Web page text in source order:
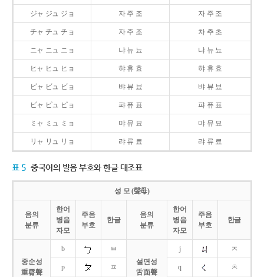
ジャ ジュ ジョ 자 주 조 자 주 조
チャ チュ チョ 자 주 조 차 추 초
ニャ ニュ ニョ 냐 뉴 뇨 냐 뉴 뇨
ヒャ ヒュ ヒョ 햐 휴 효 햐 휴 효
ビャ ビュ ビョ 뱌 뷰 뵤 뱌 뷰 뵤
ピャ ピュ ピョ 퍄 퓨 표 퍄 퓨 표
ミャ ミュ ミョ 먀 뮤 묘 먀 뮤 묘
リャ リュ リョ 랴 류 료 랴 류 료
표 5 중국어의 발음 부호와 한글 대조표
성 모 (聲母)
음의
분류
한어
병음
자모
주음
부호
한글
음의
분류
한어
병음
자모
주음
부호
한글
중순성
重脣聲
b
ㅂ
설면성
舌面聲
j ㅈ
p ㅍ q ㅊ